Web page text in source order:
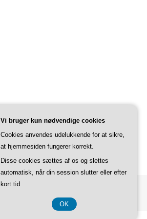
Vi bruger kun nødvendige cookies
Cookies anvendes udelukkende for at sikre,
at hjemmesiden fungerer korrekt.
Disse cookies sættes af os og slettes
automatisk, når din session slutter eller efter
kort tid.
OK